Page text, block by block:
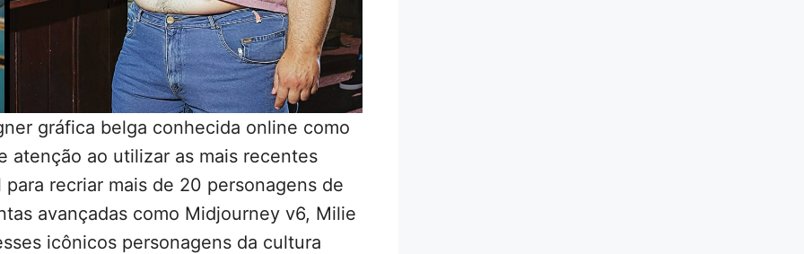
gráfica belga conhecida online como
atenção ao utilizar as mais recentes
recriar mais de 20 personagens de
avançadas como Midjourney v6, Milie
icônicos personagens da cultura